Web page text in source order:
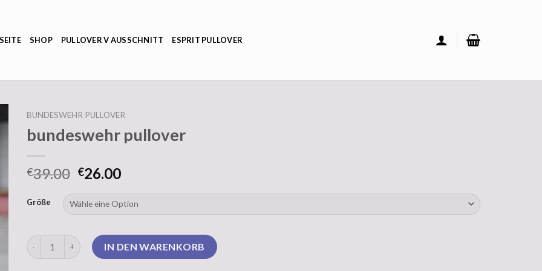
SHOP PULLOVER V AUSSCHNITT ESPRIT PULLOVER
BUNDESWEHR PULLOVER
bundeswehr pullover
€39.00 €26.00
Größe
bundeswehr pullover MengeIN DEN WARENKORB